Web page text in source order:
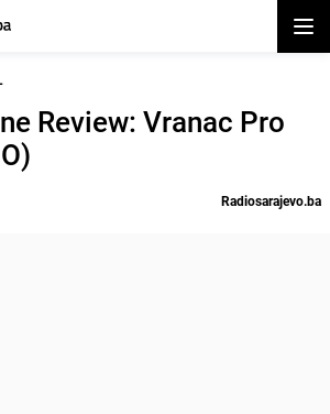
Review: Vranac Pro
Radiosarajevo.ba